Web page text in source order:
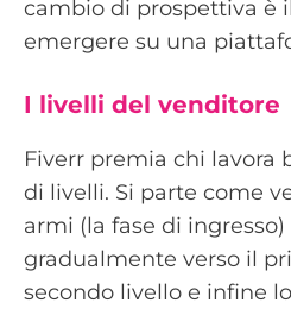
cambio di prospettiva è
emergere su una
I livelli del venditore
Fiverr premia chi lavora
di livelli. Si parte come
armi (la fase di ingresso)
gradualmente verso il
secondo livello e infine